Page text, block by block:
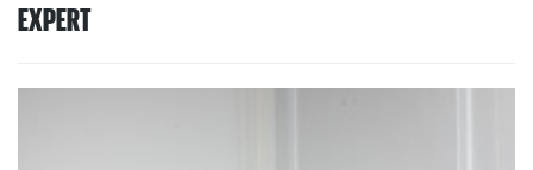
EXPERT